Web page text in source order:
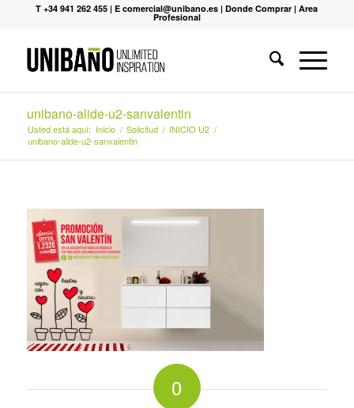
T +34 941 262 455 |E comercial@unibano.es |Donde Comprar |Area
Profesional
unibano-alide-u2-sanvalentin
Usted está aquí: Inicio / Solicitud / INICIO U2 /
unibano-alide-u2-sanvalentin
0